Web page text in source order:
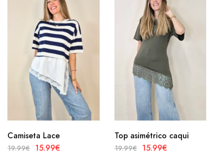
Camiseta Lace
19.99€ 15.99€
Top asimétrico caqui
19.99€ 15.99€